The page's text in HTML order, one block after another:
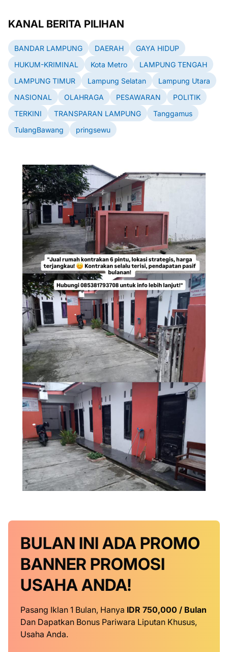
KANAL BERITA PILIHAN
BANDAR LAMPUNG DAERAH
GAYA HIDUP
HUKUM-KRIMINAL
Kota Metro
LAMPUNG TENGAH
LAMPUNG TIMUR
Lampung Selatan
Lampung Utara
NASIONAL
OLAHRAGA PESAWARAN
POLITIK
TERKINI
TRANSPARAN LAMPUNG
Tanggamus
TulangBawang
pringsewu
BULAN INI ADA PROMO
BANNER PROMOSI
USAHA ANDA!
Pasang Iklan 1 Bulan, Hanya IDR 750,000 / Bulan
Dan Dapatkan Bonus Pariwara Liputan Khusus,
Usaha Anda.